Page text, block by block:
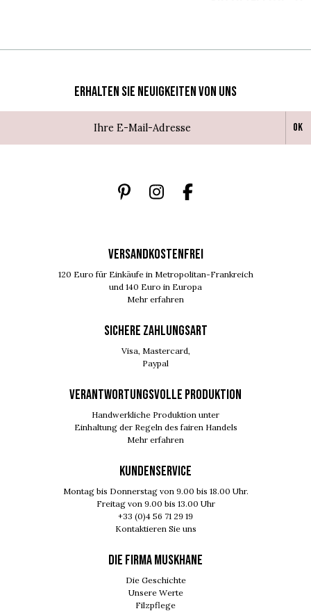
Erhalten Sie Neuigkeiten von uns
Ok
VERSANDKOSTENFREI
120 Euro für Einkäufe in Metropolitan-Frankreich
und 140 Euro in Europa
Mehr erfahren
SICHERE ZAHLUNGSART
Visa, Mastercard,
Paypal
VERANTWORTUNGSVOLLE PRODUKTION
Handwerkliche Produktion unter
Einhaltung der Regeln des fairen Handels
Mehr erfahren
KUNDENSERVICE
Montag bis Donnerstag von 9.00 bis 18.00 Uhr.
Freitag von 9.00 bis 13.00 Uhr
+33 (0)4 56 71 29 19
Kontaktieren Sie uns
DIE FIRMA MUSKHANE
Die Geschichte
Unsere Werte
Filzpflege